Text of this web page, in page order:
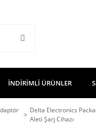
İNDİRİMLİ ÜRÜNLER
Delta Electronics
Aleti Şarj Cihazı